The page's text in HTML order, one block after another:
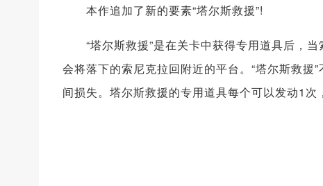
本作追加了新的要素“塔尔斯救援”!
“塔尔斯救援”是在关卡中获得专用道具后，当
会将落下的索尼克拉回附近的平台。“塔尔斯救
间损失。塔尔斯救援的专用道具每个可以发动1次